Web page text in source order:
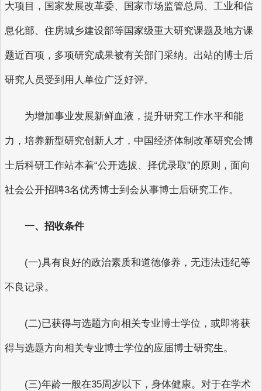
大项目，国家发展改革委、国家市场监管总局、工业和信
息化部、住房城乡建设部等国家级重大研究课题及地方课
题近百项，多项研究成果被有关部门采纳。出站的博士后
研究人员受到用人单位广泛好评。
为增加事业发展新鲜血液，提升研究工作水平和能
力，培养新型研究创新人才，中国经济体制改革研究会博
士后科研工作站本着“公开选拔、择优录取”的原则，面向
社会公开招聘3名优秀博士到会从事博士后研究工作。
一、招收条件
(一)具有良好的政治素质和道德修养，无违法违纪等
不良记录。
(二)已获得与选题方向相关专业博士学位，或即将获
得与选题方向相关专业博士学位的应届博士研究生。
(三)年龄一般在35周岁以下，身体健康。对于在学术